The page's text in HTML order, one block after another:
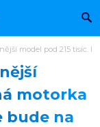
model pod 215 tisíc.
motorka
bude na